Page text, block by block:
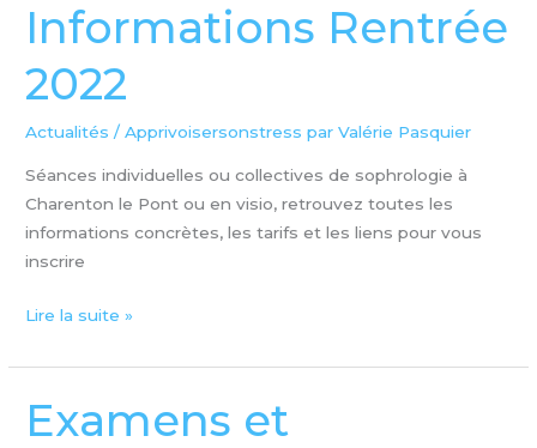
Informations Rentrée
2022
Actualités /Apprivoisersonstress par Valérie Pasquier
Séances individuelles ou collectives de sophrologie à
Charenton le Pont ou en visio, retrouvez toutes les
informations concrètes, les tarifs et les liens pour vous
inscrire
Lire la suite »
Examens et
Examens
et